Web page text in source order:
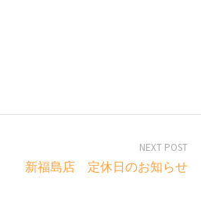
NEXT POST
新福島店 定休日のお知らせ